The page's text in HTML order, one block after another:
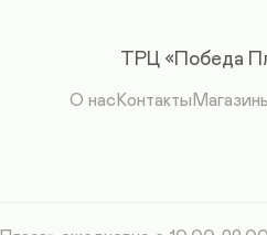
ТРЦ «Победа
О насКонтакты